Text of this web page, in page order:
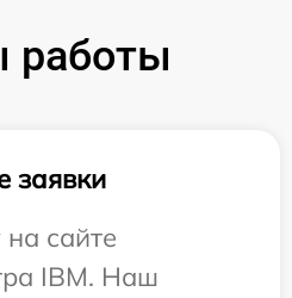
работы
заявки
на сайте
IBM. Наш